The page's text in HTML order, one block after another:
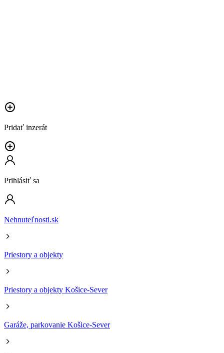
Pridať inzerát
Prihlásiť sa
Nehnuteľnosti.sk
Priestory a objekty
Priestory a objekty Košice-Sever
Garáže, parkovanie Košice-Sever